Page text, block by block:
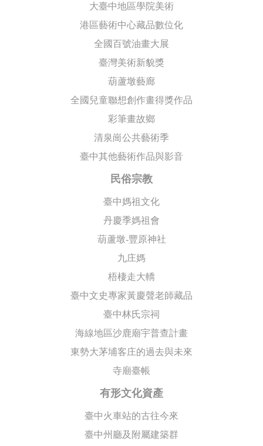
大臺中地區學院美術
港區藝術中心藏品數位化
全國百號油畫大展
臺灣美術新貌獎
葫蘆墩藝廊
全國兒童聯想創作畫得獎作品
彩筆畫故鄉
清泉崗公共藝術季
臺中其他藝術作品與影音
民俗宗教
臺中媽祖文化
丹慶季媽祖會
葫蘆墩-豐原神社
九庄媽
梧棲走大轎
臺中文史專家黃慶聲老師藏品
臺中林氏宗祠
海線地區沙鹿廟宇普查計畫
東勢大茅埔客庄的過去與未來
寺廟臺帳
有形文化資產
臺中火車站的古往今來
臺中州廳及附屬建築群